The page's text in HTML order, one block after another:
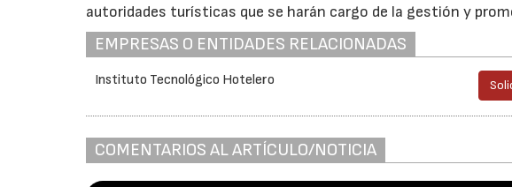
autoridades turísticas que se harán cargo de la gestión y
EMPRESAS O ENTIDADES RELACIONADAS
Instituto Tecnológico Hotelero
COMENTARIOS AL ARTÍCULO/NOTICIA